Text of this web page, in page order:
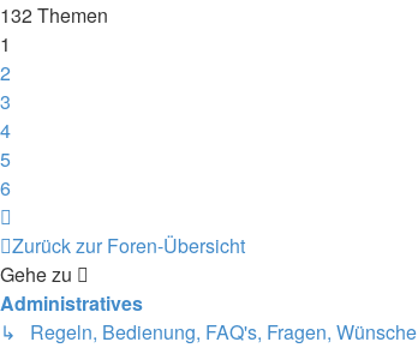
132 Themen
1
2
3
4
5
6
Zurück zur Foren-Übersicht
Gehe zu
Administratives
↳ Regeln, Bedienung, FAQ's, Fragen, Wünsche